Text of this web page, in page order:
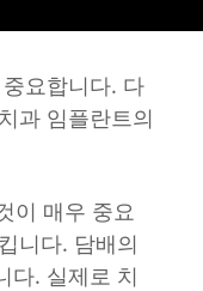
요합니다. 다
과 임플란트의
이 매우 중요
니다. 담배의
다. 실제로 치